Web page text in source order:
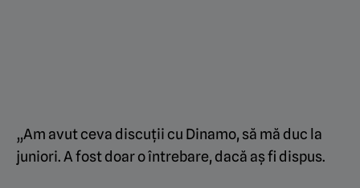
„Am avut ceva discuții cu Dinamo, să mă duc la
juniori. A fost doar o întrebare, dacă aș fi dispus.